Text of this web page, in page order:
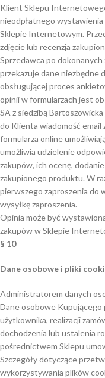
Klient Sklepu
nieodpłatnego
Sklepie Internetowym.
zdjęcie lub recenzja
Sprzedawca po
przekazuje dane niezbędne
obsługującej proces
opinii w formularzach jest
SA z siedzibą
do Klienta wiadomość email
formularza online
umożliwia udzielenie
zakupów, ich ocenę,
zakupionego produktu. W
pierwszego zaproszenia do
wysyłkę zaproszenia.
Opinia może być
zakupów w Sklepie
§ 10
Dane osobowe i pliki
Administratorem danych
Dane osobowe Kupującego
użytkownika, realizacji
dochodzenia lub ustalenia
pośrednictwem Sklepu
Szczegóły dotyczące
wykorzystywania plików